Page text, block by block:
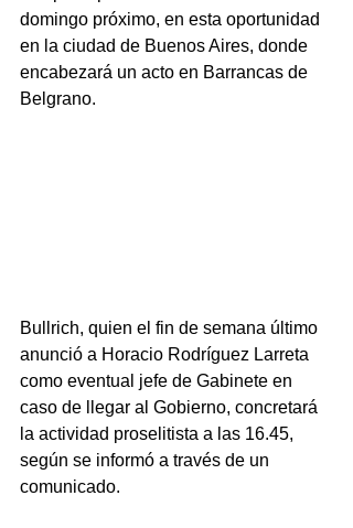
domingo próximo, en esta oportunidad
en la ciudad de Buenos Aires, donde
encabezará un acto en Barrancas de
Belgrano.
Bullrich, quien el fin de semana último
anunció a Horacio Rodríguez Larreta
como eventual jefe de Gabinete en
caso de llegar al Gobierno, concretará
la actividad proselitista a las 16.45,
según se informó a través de un
comunicado.